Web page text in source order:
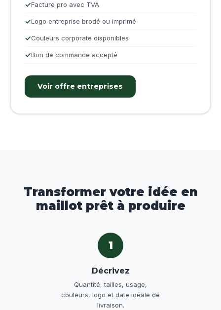
Facture pro avec TVA
Logo entreprise brodé ou imprimé
Couleurs corporate disponibles
Bon de commande accepté
Voir offre entreprises
Transformer votre idée en
maillot prêt à produire
1
Décrivez
Quantité, tailles, usage,
couleurs, logo et date idéale de
livraison.